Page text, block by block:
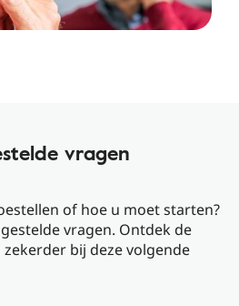
vragen
of hoe u moet starten?
vragen. Ontdek de
bij deze volgende